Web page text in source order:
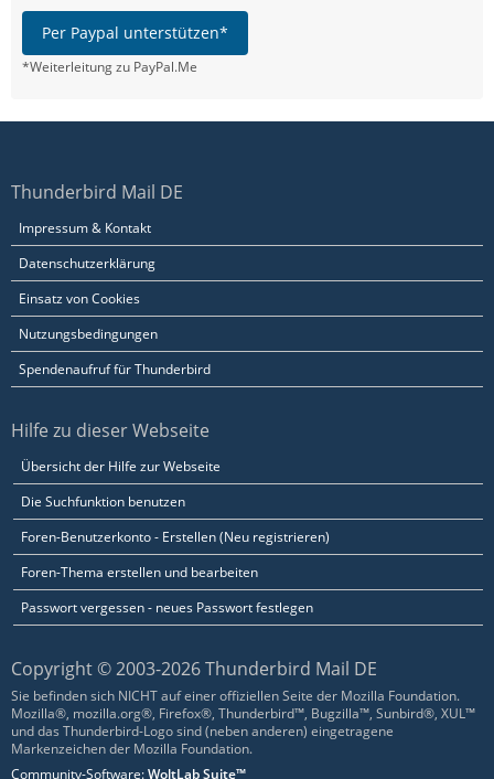
Per Paypal unterstützen*
*Weiterleitung zu PayPal.Me
Thunderbird Mail DE
Impressum & Kontakt
Datenschutzerklärung
Einsatz von Cookies
Nutzungsbedingungen
Spendenaufruf für Thunderbird
Hilfe zu dieser Webseite
Übersicht der Hilfe zur Webseite
Die Suchfunktion benutzen
Foren-Benutzerkonto - Erstellen (Neu registrieren)
Foren-Thema erstellen und bearbeiten
Passwort vergessen - neues Passwort festlegen
Copyright © 2003-2026 Thunderbird Mail DE
Sie befinden sich NICHT auf einer offiziellen Seite der Mozilla Foundation.
Mozilla®, mozilla.org®, Firefox®, Thunderbird™, Bugzilla™, Sunbird®, XUL™
und das Thunderbird-Logo sind (neben anderen) eingetragene
Markenzeichen der Mozilla Foundation.
Community-Software:WoltLab Suite™